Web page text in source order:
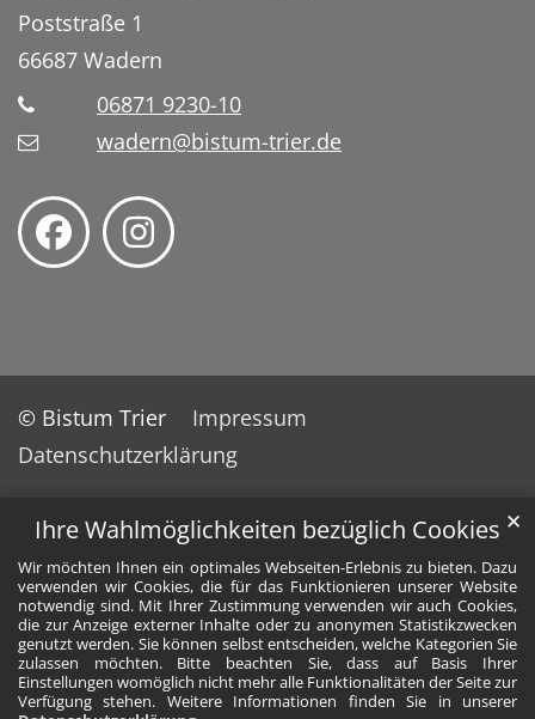
Ihre Wahlmöglichkeiten bezüglich Cookies
Wir möchten Ihnen ein optimales Webseiten-Erlebnis zu bieten. Dazu
verwenden wir Cookies, die für das Funktionieren unserer Website
notwendig sind. Mit Ihrer Zustimmung verwenden wir auch Cookies,
die zur Anzeige externer Inhalte oder zu anonymen Statistikzwecken
genutzt werden. Sie können selbst entscheiden, welche Kategorien Sie
zulassen möchten. Bitte beachten Sie, dass auf Basis Ihrer
Einstellungen womöglich nicht mehr alle Funktionalitäten der Seite zur
Verfügung stehen. Weitere Informationen finden Sie in unserer
✕
Poststraße 1
66687 Wadern
06871 9230-10
wadern@bistum-trier.de
© Bistum Trier
Impressum
Datenschutzerklärung